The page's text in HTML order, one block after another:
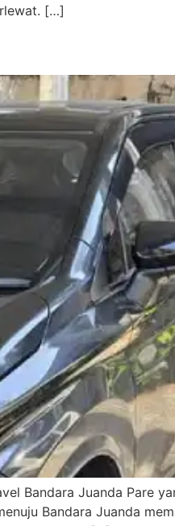
[…]
Bandara Juanda Pare
Bandara Juanda